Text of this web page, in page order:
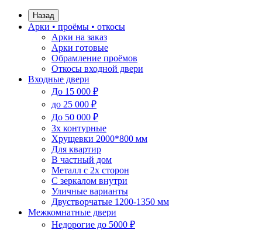
Назад
Арки • проёмы • откосы
Арки на заказ
Арки готовые
Обрамление проёмов
Откосы входной двери
Входные двери
До 15 000 ₽
до 25 000 ₽
До 50 000 ₽
3х контурные
Хрущевки 2000*800 мм
Для квартир
В частный дом
Металл с 2х сторон
С зеркалом внутри
Уличные варианты
Двустворчатые 1200-1350 мм
Межкомнатные двери
Недорогие до 5000 ₽